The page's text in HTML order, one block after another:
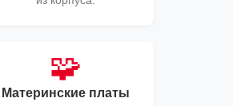
🧩
Материнские платы